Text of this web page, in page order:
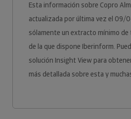
Esta información sobre Copro
actualizada por última vez el 09/
sólamente un extracto mínimo
de la que dispone Iberinform.
solución Insight View para
más detallada sobre esta y